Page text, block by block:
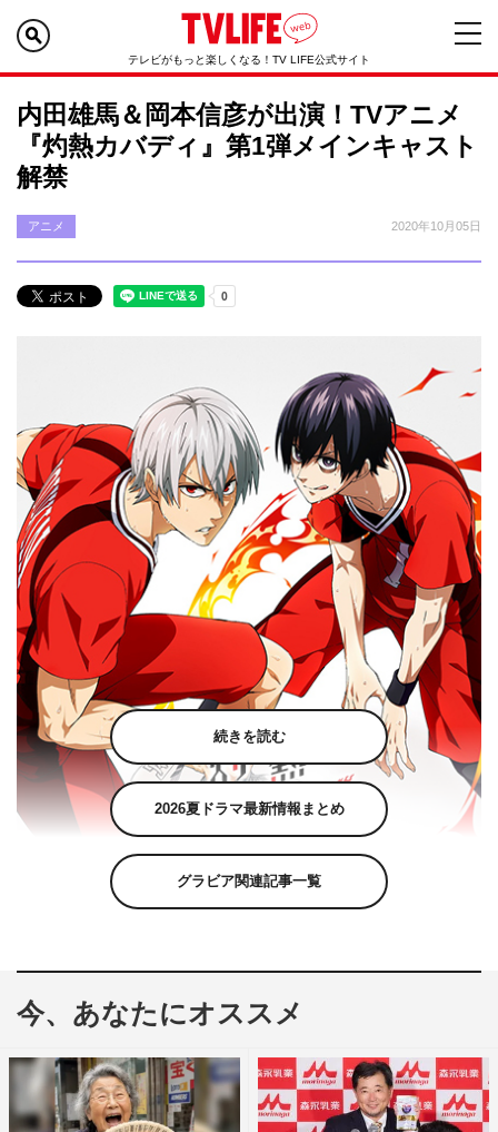
テレビがもっと楽しくなる！TV LIFE公式サイト
内田雄馬＆岡本信彦が出演！TVアニメ
『灼熱カバディ』第1弾メインキャスト
解禁
アニメ 2020年10月05日
小学館コミックアプリ「マンガワン」にて連載中のカバデ
ィを題材とした人気作品「灼熱カバディ」が、TVアニメ
化。2021年4月よりテレビ東京ほかにて放送開始すること
が決定し、ティザービジュアルと第1弾メインキャストも
続きを読む
2026夏ドラマ最新情報まとめ
グラビア関連記事一覧
今、あなたにオススメ